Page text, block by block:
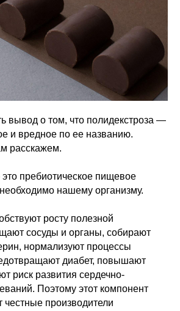
вывод о том, что полидекстроза —
и вредное по ее названию.
расскажем.
пребиотическое пищевое
нашему организму.
росту полезной
сосуды и органы, собирают
нормализуют процессы
диабет, повышают
риск развития сердечно-
Поэтому этот компонент
честные производители